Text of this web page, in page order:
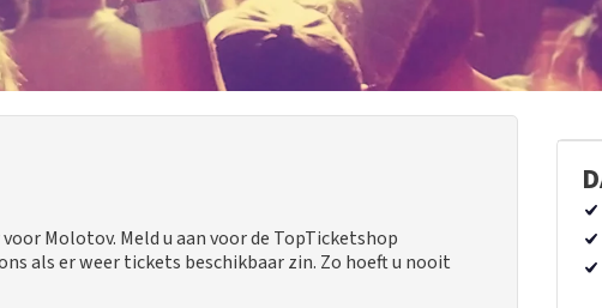
Molotov. Meld u aan voor de TopTicketshop
als er weer tickets beschikbaar zin. Zo hoeft u nooit